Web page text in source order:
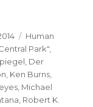
Categories
Human
Park"
Der
Ken Burns
Michael
Robert K.